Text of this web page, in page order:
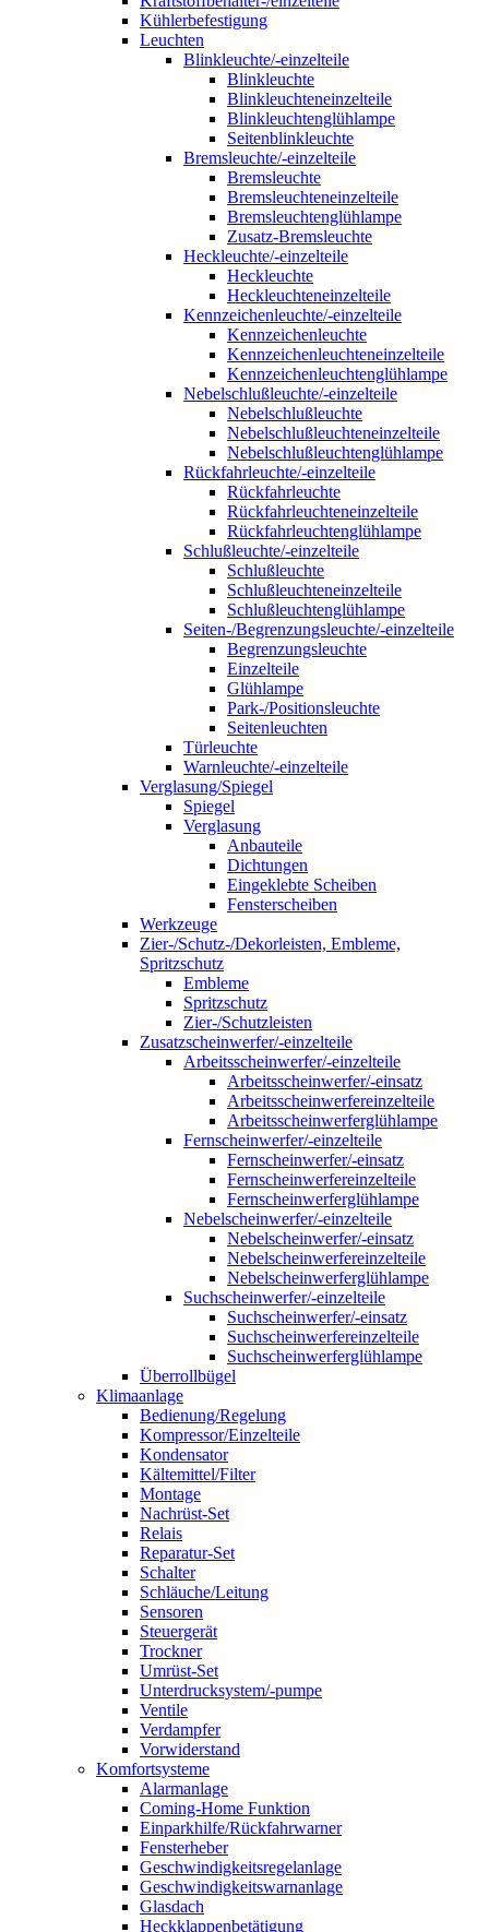
Kühlerbefestigung
Leuchten
Blinkleuchte/-einzelteile
Blinkleuchte
Blinkleuchteneinzelteile
Blinkleuchtenglühlampe
Seitenblinkleuchte
Bremsleuchte/-einzelteile
Bremsleuchte
Bremsleuchteneinzelteile
Bremsleuchtenglühlampe
Zusatz-Bremsleuchte
Heckleuchte/-einzelteile
Heckleuchte
Heckleuchteneinzelteile
Kennzeichenleuchte/-einzelteile
Kennzeichenleuchte
Kennzeichenleuchteneinzelteile
Kennzeichenleuchtenglühlampe
Nebelschlußleuchte/-einzelteile
Nebelschlußleuchte
Nebelschlußleuchteneinzelteile
Nebelschlußleuchtenglühlampe
Rückfahrleuchte/-einzelteile
Rückfahrleuchte
Rückfahrleuchteneinzelteile
Rückfahrleuchtenglühlampe
Schlußleuchte/-einzelteile
Schlußleuchte
Schlußleuchteneinzelteile
Schlußleuchtenglühlampe
Seiten-/Begrenzungsleuchte/-einzelteile
Begrenzungsleuchte
Einzelteile
Glühlampe
Park-/Positionsleuchte
Seitenleuchten
Türleuchte
Warnleuchte/-einzelteile
Verglasung/Spiegel
Spiegel
Verglasung
Anbauteile
Dichtungen
Eingeklebte Scheiben
Fensterscheiben
Werkzeuge
Zier-/Schutz-/Dekorleisten, Embleme,
Spritzschutz
Embleme
Spritzschutz
Zier-/Schutzleisten
Zusatzscheinwerfer/-einzelteile
Arbeitsscheinwerfer/-einzelteile
Arbeitsscheinwerfer/-einsatz
Arbeitsscheinwerfereinzelteile
Arbeitsscheinwerferglühlampe
Fernscheinwerfer/-einzelteile
Fernscheinwerfer/-einsatz
Fernscheinwerfereinzelteile
Fernscheinwerferglühlampe
Nebelscheinwerfer/-einzelteile
Nebelscheinwerfer/-einsatz
Nebelscheinwerfereinzelteile
Nebelscheinwerferglühlampe
Suchscheinwerfer/-einzelteile
Suchscheinwerfer/-einsatz
Suchscheinwerfereinzelteile
Suchscheinwerferglühlampe
Überrollbügel
Klimaanlage
Bedienung/Regelung
Kompressor/Einzelteile
Kondensator
Kältemittel/Filter
Montage
Nachrüst-Set
Relais
Reparatur-Set
Schalter
Schläuche/Leitung
Sensoren
Steuergerät
Trockner
Umrüst-Set
Unterdrucksystem/-pumpe
Ventile
Verdampfer
Vorwiderstand
Komfortsysteme
Alarmanlage
Coming-Home Funktion
Einparkhilfe/Rückfahrwarner
Fensterheber
Geschwindigkeitsregelanlage
Geschwindigkeitswarnanlage
Glasdach
Heckklappenbetätigung